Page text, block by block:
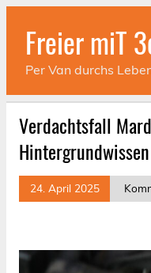
Skip
contentFreier miT
Per Van durchs
Verdachtsfall
24. April 2025